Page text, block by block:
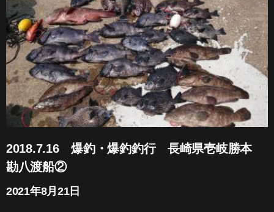
2018.7.16 爆釣・爆釣釣行 長崎県壱岐勝本
勘八渡船②
2021年8月21日